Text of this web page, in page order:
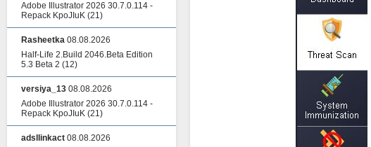
Adobe Illustrator 2026 30.7.0.114 -
Repack KpoJIuK (21)
Rasheetka 08.08.2026
Half-Life 2.Build 2046.Beta Edition
5.3 Beta 2 (12)
versiya_13 08.08.2026
Adobe Illustrator 2026 30.7.0.114 -
Repack KpoJIuK (21)
adsllinkact 08.08.2026